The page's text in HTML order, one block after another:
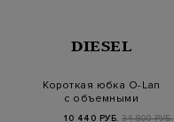
DIESEL
Короткая юбка O-Lan
с объемными
карманами-карго
10 440 РУБ. 34 800 РУБ.